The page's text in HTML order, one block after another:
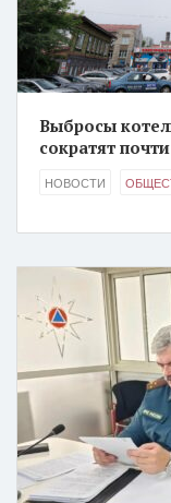
Выбросы
сократят
НОВОСТИ